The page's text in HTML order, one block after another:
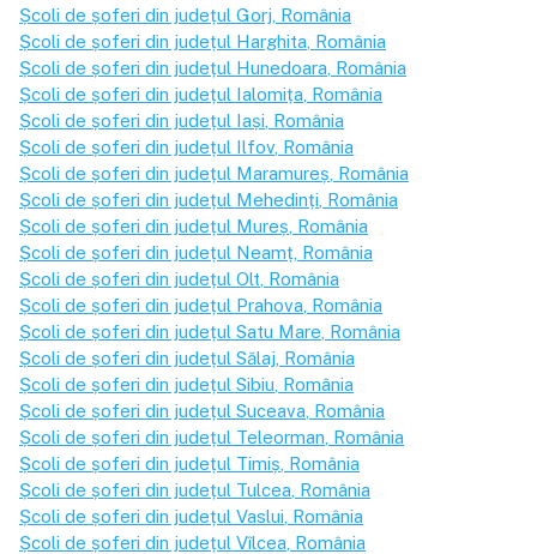
Școli de șoferi din județul Gorj , România
Școli de șoferi din județul Harghita , România
Școli de șoferi din județul Hunedoara , România
Școli de șoferi din județul Ialomița , România
Școli de șoferi din județul Iași , România
Școli de șoferi din județul Ilfov , România
Școli de șoferi din județul Maramureș , România
Școli de șoferi din județul Mehedinți , România
Școli de șoferi din județul Mureș , România
Școli de șoferi din județul Neamț , România
Școli de șoferi din județul Olt , România
Școli de șoferi din județul Prahova , România
Școli de șoferi din județul Satu Mare , România
Școli de șoferi din județul Sălaj , România
Școli de șoferi din județul Sibiu , România
Școli de șoferi din județul Suceava , România
Școli de șoferi din județul Teleorman , România
Școli de șoferi din județul Timiș , România
Școli de șoferi din județul Tulcea , România
Școli de șoferi din județul Vaslui , România
Școli de șoferi din județul Vîlcea , România